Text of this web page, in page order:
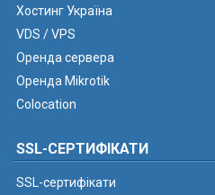
Хостинг Україна
VDS / VPS
Оренда сервера
Оренда Mikrotik
Colocation
SSL-СЕРТИФІКАТИ
SSL-сертифікати